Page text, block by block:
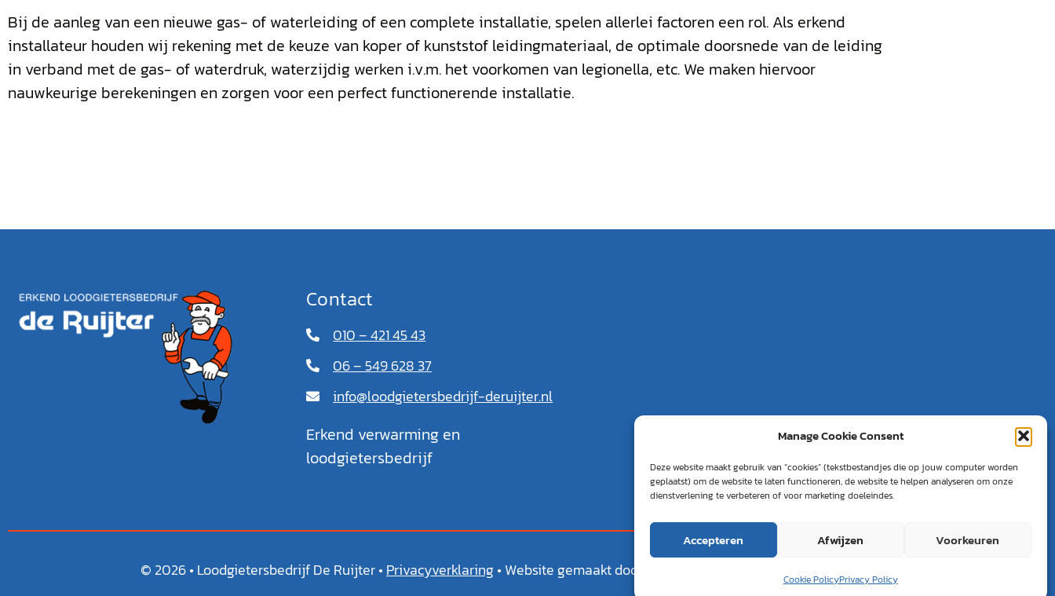
Manage Cookie Consent
Deze website maakt gebruik van “cookies” (tekstbestandjes die op jouw computer worden
geplaatst) om de website te laten functioneren, de website te helpen analyseren om onze
dienstverlening te verbeteren of voor marketing doeleindes.
Accepteren Afwijzen Voorkeuren
Cookie PolicyPrivacy Policy
Bij de aanleg van een nieuwe gas- of waterleiding of een complete installatie, spelen allerlei factoren een rol. Als erkend
installateur houden wij rekening met de keuze van koper of kunststof leidingmateriaal, de optimale doorsnede van de leiding
in verband met de gas- of waterdruk, waterzijdig werken i.v.m. het voorkomen van legionella, etc. We maken hiervoor
nauwkeurige berekeningen en zorgen voor een perfect functionerende installatie.
Contact
010 – 421 45 43
06 – 549 628 37
info@loodgietersbedrijf-deruijter.nl
Erkend verwarming en
loodgietersbedrijf
© 2026 • Loodgietersbedrijf De Ruijter• Privacyverklaring• Website gemaakt door: